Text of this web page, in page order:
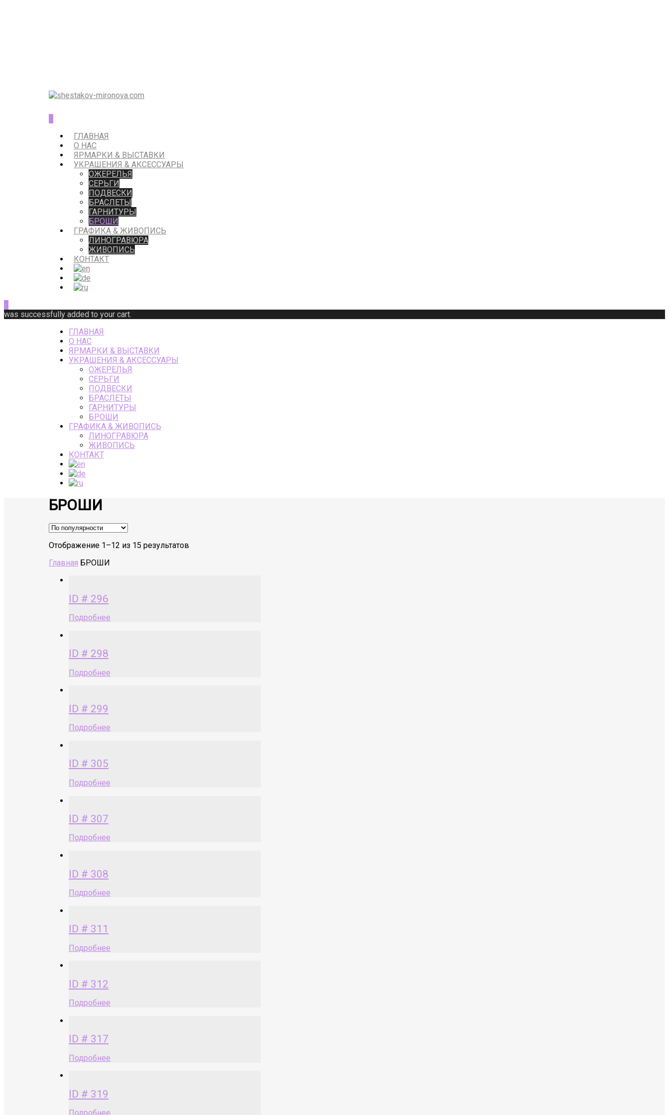
ГЛАВНАЯ
О НАС
ЯРМАРКИ & ВЫСТАВКИ
УКРАШЕНИЯ & АКСЕССУАРЫ
ОЖЕРЕЛЬЯ
СЕРЬГИ
ПОДВЕСКИ
БРАСЛЕТЫ
ГАРНИТУРЫ
БРОШИ
ГРАФИКА & ЖИВОПИСЬ
ЛИНОГРАВЮРА
ЖИВОПИСЬ
КОНТАКТ
was successfully added to your cart.
ГЛАВНАЯ
О НАС
ЯРМАРКИ & ВЫСТАВКИ
УКРАШЕНИЯ & АКСЕССУАРЫ
ОЖЕРЕЛЬЯ
СЕРЬГИ
ПОДВЕСКИ
БРАСЛЕТЫ
ГАРНИТУРЫ
БРОШИ
ГРАФИКА & ЖИВОПИСЬ
ЛИНОГРАВЮРА
ЖИВОПИСЬ
КОНТАКТ
БРОШИ
Отображение 1–12 из 15 результатов
Главная БРОШИ
ID # 296
Подробнее
ID # 298
Подробнее
ID # 299
Подробнее
ID # 305
Подробнее
ID # 307
Подробнее
ID # 308
Подробнее
ID # 311
Подробнее
ID # 312
Подробнее
ID # 317
Подробнее
ID # 319
Подробнее